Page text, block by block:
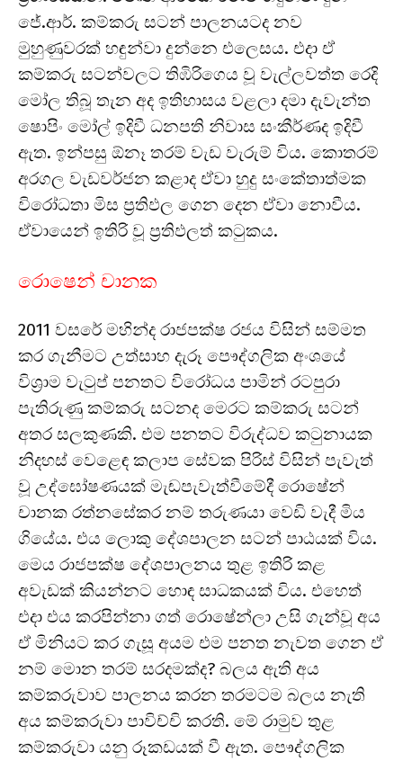
ජේ.ආර්. කම්කරු සටන් පාලනයටද නව
මුහුණුවරක් හඳුන්වා දුන්නෙ එලෙසය. එදා ඒ
කම්කරු සටන්වලට තිඹිරිගෙය වූ වැල්ලවත්ත රෙදි
මෝල තිබූ තැන අද ඉතිහාසය වළලා දමා දැවැන්ත
ෂොපිං මෝල් ඉදිවී ධනපති නිවාස සංකීර්ණද ඉදිවී
ඇත. ඉන්පසු ඕනෑ තරම් වැඩ වැරුම් විය. කොතරම්
අරගල වැඩවර්ජන කළාද ඒවා හුදු සංකේතාත්මක
විරෝධතා මිස ප්‍රතිඵල ගෙන දෙන ඒවා නොවීය.
ඒවායෙන් ඉතිරි වූ ප්‍රතිඵලත් කටුකය.
රොෂෙන් චානක
2011 වසරේ මහින්ද රාජපක්ෂ රජය විසින් සම්මත
කර ගැනීමට උත්සාහ දැරූ පෞද්ගලික අංශයේ
විශ්‍රාම වැටුප් පනතට විරෝධය පාමින් රටපුරා
පැතිරුණු කම්කරු සටනද මෙරට කම්කරු සටන්
අතර සලකුණකි. එම පනතට විරුද්ධව කටුනායක
නිදහස් වෙළෙඳ කලාප සේවක පිරිස් විසින් පැවැත්
වූ උද්ඝෝෂණයක් මැඬපැවැත්වීමේදී රොෂේන්
චානක රත්නසේකර නම් තරුණයා වෙඩි වැදී මිය
ගියේය. එය ලොකු දේශපාලන සටන් පාඨයක් විය.
මෙය රාජපක්ෂ දේශපාලනය තුළ ඉතිරි කළ
අවැඩක් කියන්නට හොඳ සාධකයක් විය. එහෙත්
එදා එය කරපින්නා ගත් රොෂේන්ලා උසි ගැන්වූ අය
ඒ මිනියට කර ගැසූ අයම එම පනත නැවත ගෙන ඒ
නම් මොන තරම් සරදමක්ද? බලය ඇති අය
කම්කරුවාව පාලනය කරන තරමටම බලය නැති
අය කම්කරුවා පාවිච්චි කරති. මේ රාමුව තුළ
කම්කරුවා යනු රූකඩයක් වී ඇත. පෞද්ගලික